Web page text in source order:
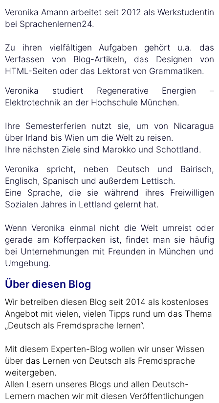
Veronika Amann arbeitet seit 2012 als Werkstudentin
bei Sprachenlernen24.
Zu ihren vielfältigen Aufgaben gehört u.a. das
Verfassen von Blog-Artikeln, das Designen von
HTML-Seiten oder das Lektorat von Grammatiken.
Veronika studiert Regenerative Energien –
Elektrotechnik an der Hochschule München.
Ihre Semesterferien nutzt sie, um von Nicaragua
über Irland bis Wien um die Welt zu reisen.
Ihre nächsten Ziele sind Marokko und Schottland.
Veronika spricht, neben Deutsch und Bairisch,
Englisch, Spanisch und außerdem Lettisch.
Eine Sprache, die sie während ihres Freiwilligen
Sozialen Jahres in Lettland gelernt hat.
Wenn Veronika einmal nicht die Welt umreist oder
gerade am Kofferpacken ist, findet man sie häufig
bei Unternehmungen mit Freunden in München und
Umgebung.
Über diesen Blog
Wir betreiben diesen Blog seit 2014 als kostenloses
Angebot mit vielen, vielen Tipps rund um das Thema
„Deutsch als Fremdsprache lernen“.
Mit diesem Experten-Blog wollen wir unser Wissen
über das Lernen von Deutsch als Fremdsprache
weitergeben.
Allen Lesern unseres Blogs und allen Deutsch-
Lernern machen wir mit diesen Veröffentlichungen